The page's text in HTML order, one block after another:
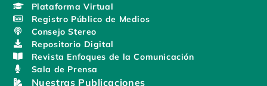
Plataforma Virtual
Registro Público de Medios
Consejo Stereo
Repositorio Digital
Revista Enfoques de la Comunicación
Sala de Prensa
Nuestras Publicaciones